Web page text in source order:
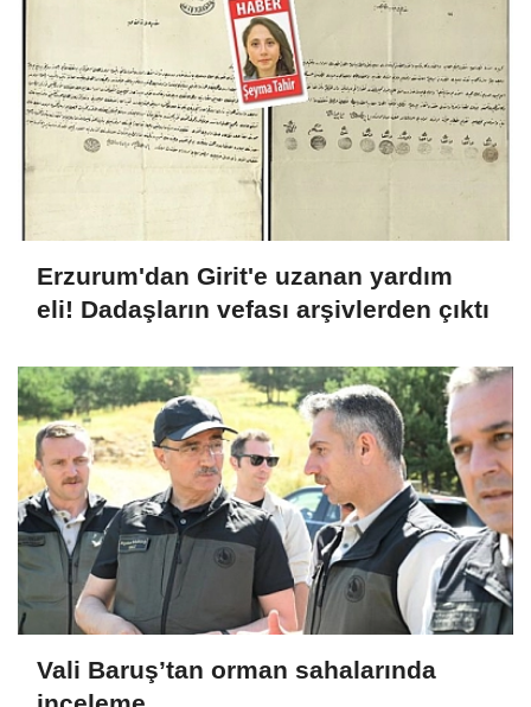
Erzurum'dan Girit'e uzanan yardım
eli! Dadaşların vefası arşivlerden çıktı
Vali Baruş’tan orman sahalarında